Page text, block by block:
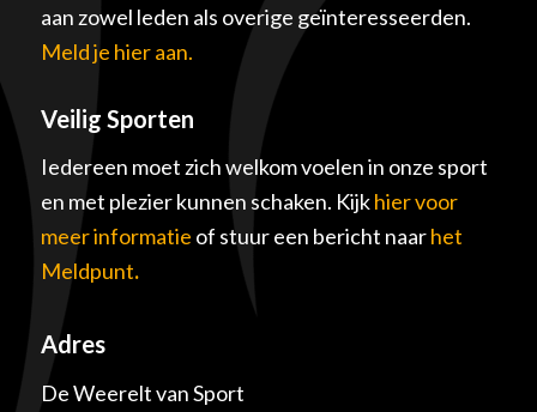
aan zowel leden als overige geïnteresseerden.
Meld je hier aan.
Veilig Sporten
Iedereen moet zich welkom voelen in onze sport
en met plezier kunnen schaken. Kijkhier voor
meer informatie of stuur een bericht naarhet
Meldpunt.
Adres
De Weerelt van Sport